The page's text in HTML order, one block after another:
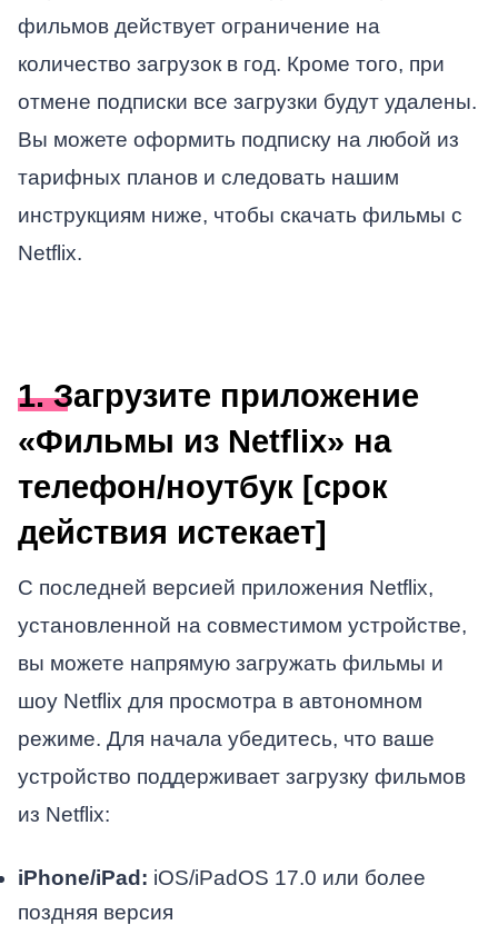
фильмов действует ограничение на
количество загрузок в год. Кроме того, при
отмене подписки все загрузки будут удалены.
Вы можете оформить подписку на любой из
тарифных планов и следовать нашим
инструкциям ниже, чтобы скачать фильмы с
Netflix.
1. Загрузите приложение
«Фильмы из Netflix» на
телефон/ноутбук [срок
действия истекает]
С последней версией приложения Netflix,
установленной на совместимом устройстве,
вы можете напрямую загружать фильмы и
шоу Netflix для просмотра в автономном
режиме. Для начала убедитесь, что ваше
устройство поддерживает загрузку фильмов
из Netflix:
iPhone/iPad: iOS/iPadOS 17.0 или более
поздняя версия